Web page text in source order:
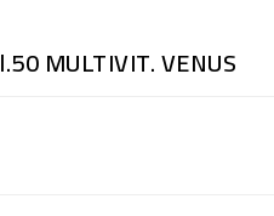
MULTIVIT. VENUS